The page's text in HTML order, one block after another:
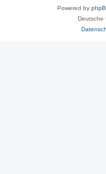
Powered by
Deutsche